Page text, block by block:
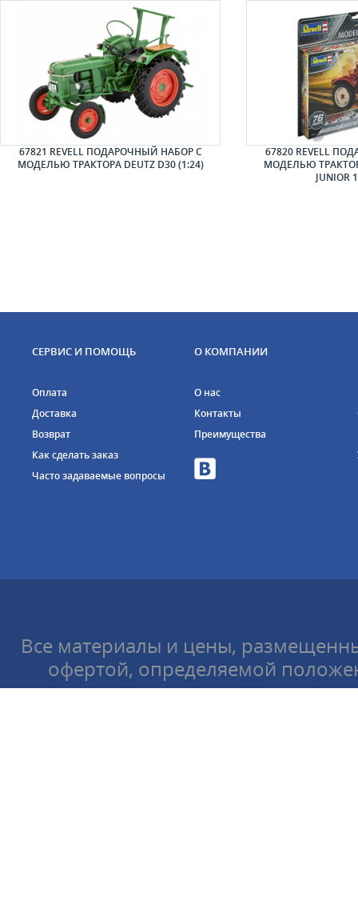
67821 REVELL ПОДАРОЧНЫЙ НАБОР С
МОДЕЛЬЮ ТРАКТОРА DEUTZ D30 (1:24)
67820 REVELL
МОДЕЛЬЮ
JUNIOR
СЕРВИС И ПОМОЩЬ
Оплата
Доставка
Возврат
Как сделать заказ
Часто задаваемые вопросы
О КОМПАНИИ
О нас
Контакты
Преимущества
Все материалы и цены,
офертой, определяемой